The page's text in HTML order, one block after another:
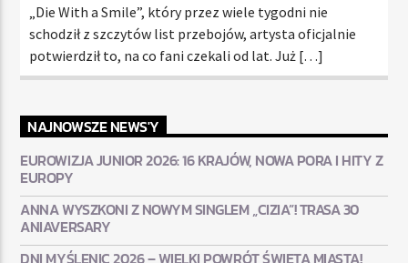
„Die With a Smile”, który przez wiele tygodni nie
schodził z szczytów list przebojów, artysta oficjalnie
potwierdził to, na co fani czekali od lat. Już […]
NAJNOWSZE NEWS'Y
EUROWIZJA JUNIOR 2026: 16 KRAJÓW, NOWA PORA I HITY Z
EUROPY
ANNA WYSZKONI Z NOWYM SINGLEM „CIZIA”! TRASA 30
ANIAVERSARY